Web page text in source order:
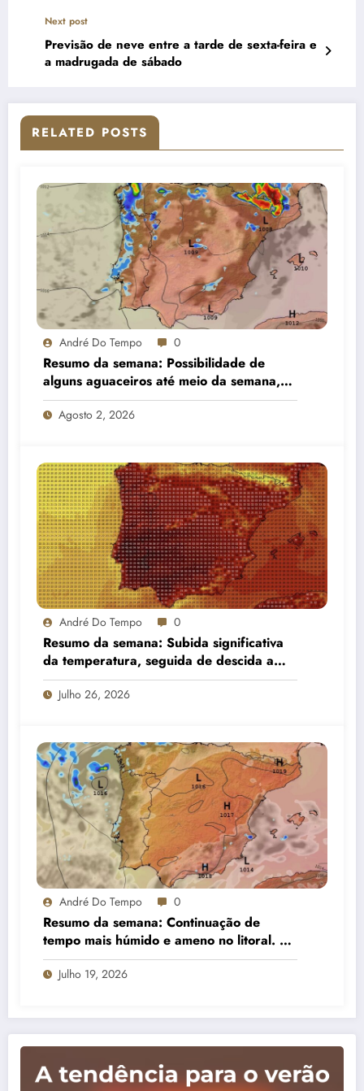
Next post
Previsão de neve entre a tarde de sexta-feira e
a madrugada de sábado
RELATED POSTS
André Do Tempo 0
Resumo da semana: Possibilidade de
alguns aguaceiros até meio da semana,
estabilizando gradualmente e com alguma
nortada no litoral
Agosto 2, 2026
André Do Tempo 0
Resumo da semana: Subida significativa
da temperatura, seguida de descida a
partir do meio da semana e aumento de
nebulosidade
Julho 26, 2026
André Do Tempo 0
Resumo da semana: Continuação de
tempo mais húmido e ameno no litoral. No
interior, subida da temperatura e menos
nuvens
Julho 19, 2026